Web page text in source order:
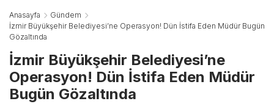
Anasayfa
Gündem
İzmir Büyükşehir Belediyesi’ne Operasyon! Dün İstifa Eden Müdür Bugün
Gözaltında
İzmir Büyükşehir Belediyesi’ne
Operasyon! Dün İstifa Eden Müdür
Bugün Gözaltında